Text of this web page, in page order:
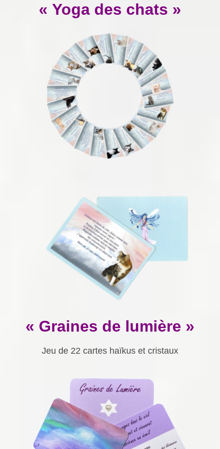
« Yoga des chats »
« Graines de lumière »
Jeu de 22 cartes haïkus et cristaux